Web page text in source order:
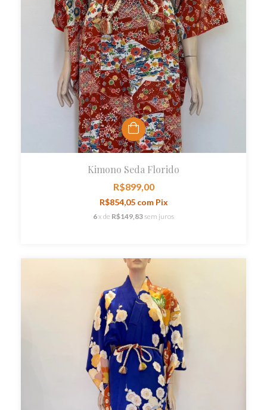
Kimono Seda Florido
R$899,00
R$854,05 com Pix
6x de R$149,83 sem juros